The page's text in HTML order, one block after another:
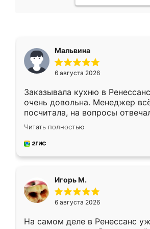
Мальвина
6 августа 2026
Заказывала кухню в
очень довольна. Менеджер
посчитала, на вопросы
Замерщик приехал в субботу,
делу со всей
за день, ребята работали
Читать полностью
Игорь М.
6 августа 2026
На самом деле в Ренессанс